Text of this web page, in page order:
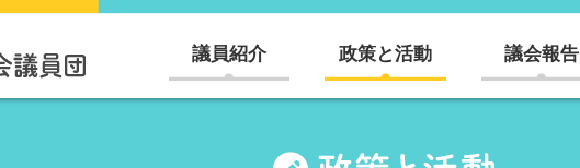
議員紹介 政策と活動 議会報告